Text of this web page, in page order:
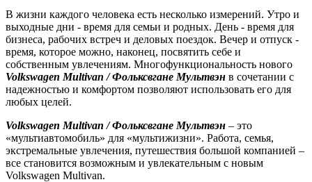
В жизни каждого человека есть несколько измерений. Утро и
выходные дни - время для семьи и родных. День - время для
бизнеса, рабочих встреч и деловых поездок. Вечер и отпуск -
время, которое можно, наконец, посвятить себе и
собственным увлечениям. Многофункциональность нового
Volkswagen Multivan / Фольксвгане Мультвэн в сочетании с
надежностью и комфортом позволяют использовать его для
любых целей.
Volkswagen Multivan / Фольксвгане Мультвэн – это
«мультиавтомобиль» для «мультижизни». Работа, семья,
экстремальные увлечения, путешествия большой компанией –
все становится возможным и увлекательным с новым
Volkswagen Multivan.